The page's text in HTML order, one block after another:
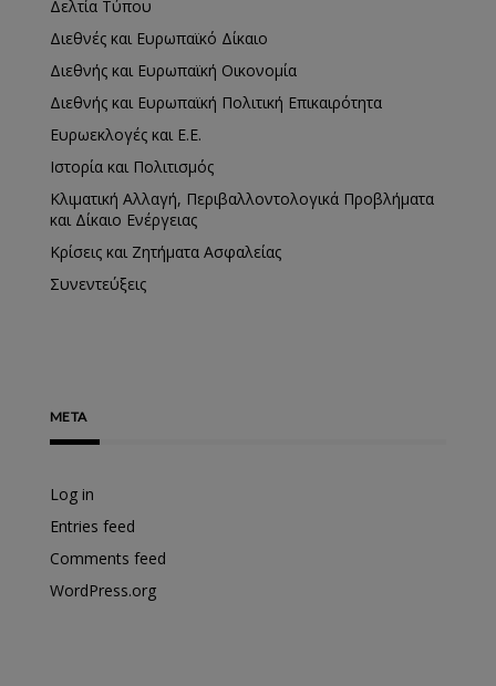
Δελτία Τύπου
Διεθνές και Ευρωπαϊκό Δίκαιο
Διεθνής και Ευρωπαϊκή Οικονομία
Διεθνής και Ευρωπαϊκή Πολιτική Επικαιρότητα
Ευρωεκλογές και Ε.Ε.
Ιστορία και Πολιτισμός
Κλιματική Αλλαγή, Περιβαλλοντολογικά Προβλήματα
και Δίκαιο Ενέργειας
Κρίσεις και Ζητήματα Ασφαλείας
Συνεντεύξεις
META
Log in
Entries feed
Comments feed
WordPress.org